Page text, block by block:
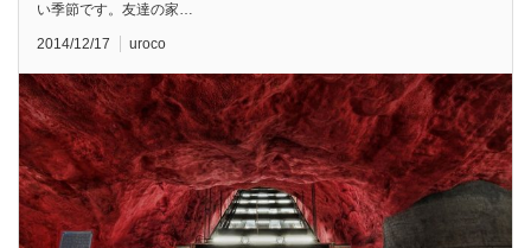
い季節です。友達の家…
2014/12/17 uroco